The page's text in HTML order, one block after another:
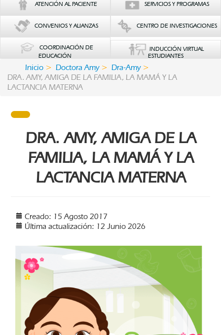
ATENCIÓN AL PACIENTE SERVICIOS Y PROGRAMAS
CONVENIOS Y ALIANZAS CENTRO DE INVESTIGACIONES
COORDINACIÓN DE
EDUCACIÓN
INDUCCIÓN VIRTUAL
ESTUDIANTES
Inicio Doctora Amy
Dra-Amy
DRA. AMY, AMIGA DE LA FAMILIA, LA MAMÁ Y LA
LACTANCIA MATERNA
DRA. AMY, AMIGA DE LA
FAMILIA, LA MAMÁ Y LA
LACTANCIA MATERNA
Creado: 15 Agosto 2017
Última actualización: 12 Junio 2026